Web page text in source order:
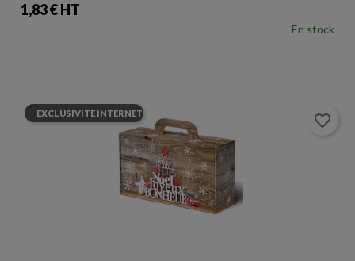
Prix
1,83 € HT
En stock
EXCLUSIVITÉ INTERNET favorite_border